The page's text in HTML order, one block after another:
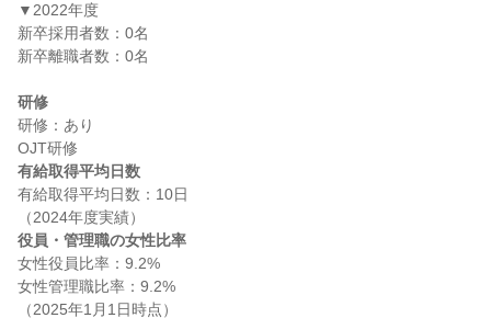
▼2022年度
新卒採用者数：0名
新卒離職者数：0名
研修
研修：あり
有給取得平均日数
有給取得平均日数：10日
役員・管理職の女性比率
女性役員比率：9.2%
女性管理職比率：9.2%